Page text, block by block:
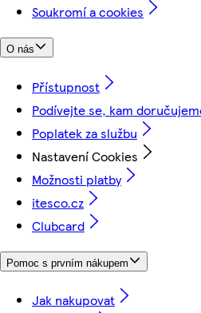
Soukromí a cookies
O nás
Přístupnost
Podívejte se, kam
Poplatek za službu
Nastavení Cookies
Možnosti platby
itesco.cz
Clubcard
Pomoc s prvním nákupem
Jak nakupovat